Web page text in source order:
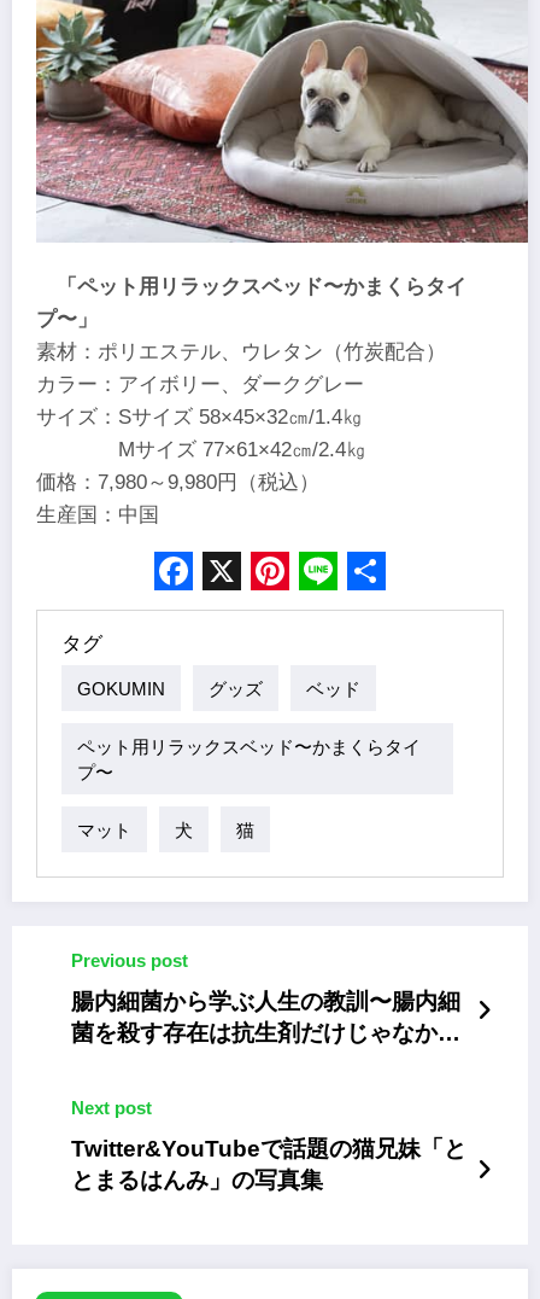
「ペット用リラックスベッド〜かまくらタイ
プ〜」
素材：ポリエステル、ウレタン（竹炭配合）
カラー：アイボリー、ダークグレー
サイズ：Sサイズ 58×45×32㎝/1.4㎏
Mサイズ 77×61×42㎝/2.4㎏
価格：7,980～9,980円（税込）
生産国：中国
Facebook
X Pinterest
LineShare
タグ
GOKUMIN グッズ ベッド
ペット用リラックスベッド〜かまくらタイ
プ〜
マット 犬 猫
Previous post
腸内細菌から学ぶ人生の教訓〜腸内細
菌を殺す存在は抗生剤だけじゃなかっ
Next post
Twitter&YouTubeで話題の猫兄妹「と
とまるはんみ」の写真集